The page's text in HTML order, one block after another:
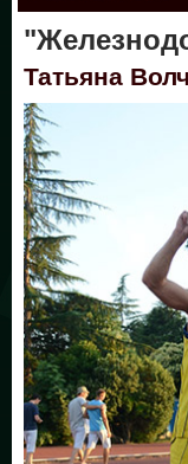
Татьяна